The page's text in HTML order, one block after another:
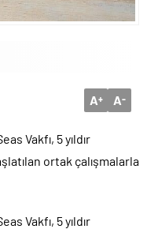
karşı karşıya
A+ A-
Vakfı, 5 yıldır
ortak çalışmalarla
Vakfı, 5 yıldır